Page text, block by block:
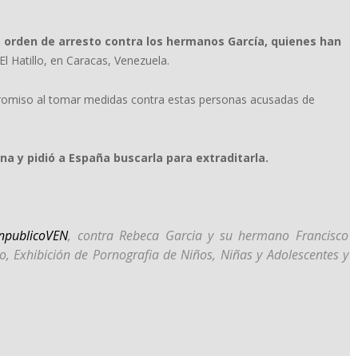
de arresto contra los hermanos García, quienes han
Hatillo, en Caracas, Venezuela.
al tomar medidas contra estas personas acusadas de
y pidió a España buscarla para extraditarla.
, contra Rebeca Garcia y su hermano Francisco
Exhibición de Pornografia de Niños, Niñas y Adolescentes y